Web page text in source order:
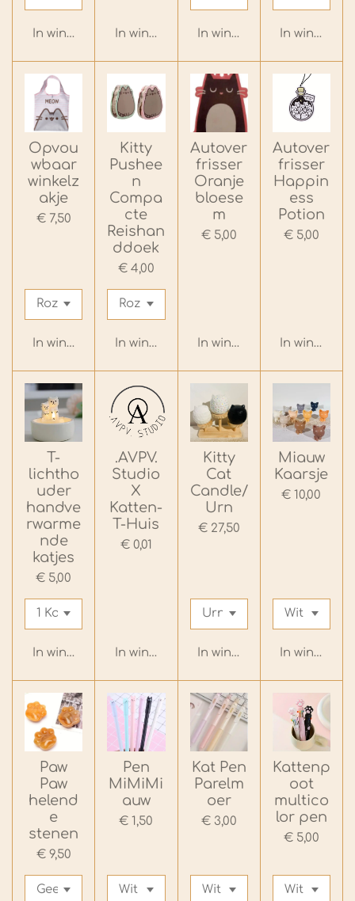
In winkelwagenIn winkelwagenIn winkelwagenIn
Opvou
wbaar
winkelz
akje
€ 7,50
In winkelwagen
Kitty
Pushee
n
Compa
cte
Reishan
ddoek
€ 4,00
In winkelwagen
Autover
frisser
Oranje
bloese
m
€ 5,00
In winkelwagen
Autover
frisser
Happin
ess
Potion
€ 5,00
In
T-
lichtho
uder
handve
rwarme
nde
katjes
€ 5,00
In winkelwagen
.AVPV.
Studio
X
Katten-
T-Huis
€ 0,01
In winkelwagen
Kitty
Cat
Candle/
Urn
€ 27,50
In winkelwagen
Miauw
Kaarsje
€ 10,00
In
Paw
Paw
helend
e
stenen
€ 9,50
Pen
MiMiMi
auw
€ 1,50
Kat Pen
Parelm
oer
€ 3,00
Kattenp
oot
multico
lor pen
€ 5,00